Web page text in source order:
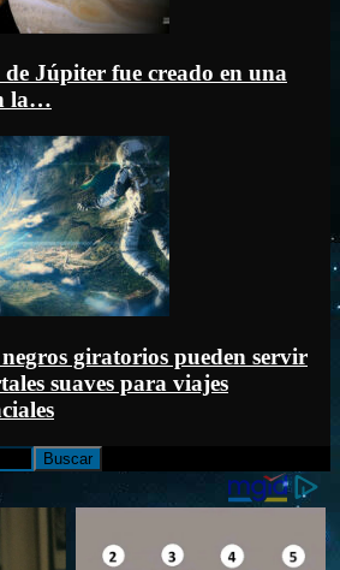
Júpiter fue creado en una
la…
giratorios pueden servir
suaves para viajes